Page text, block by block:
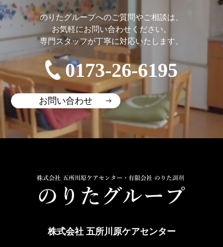
のりたグループへのご質問やご相談は、
お気軽にお問い合わせください。
専門スタッフが丁寧に対応いたします。
0173-26-6195
お問い合わせ
株式会社 五所川原ケアセンター